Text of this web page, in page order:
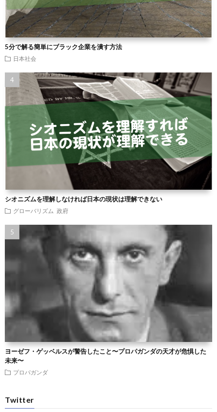
5分で解る簡単にブラック企業を潰す方法
日本社会
シオニズムを理解しなければ日本の現状は理解できない
グローバリズム 政府
ヨーゼフ・ゲッベルスが警告したこと〜プロパガンダの天才が危惧した
未来〜
プロパガンダ
Twitter